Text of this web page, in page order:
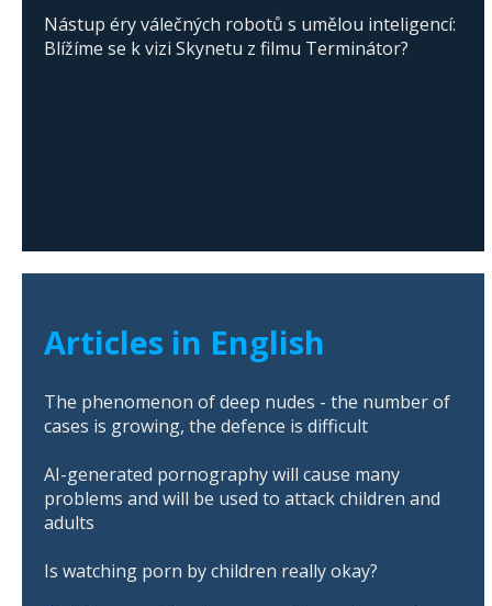
Nástup éry válečných robotů s umělou inteligencí:
Blížíme se k vizi Skynetu z filmu Terminátor?
Articles in English
The phenomenon of deep nudes - the number of
cases is growing, the defence is difficult
AI-generated pornography will cause many
problems and will be used to attack children and
adults
Is watching porn by children really okay?